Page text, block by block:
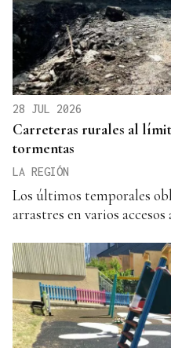
28 JUL 2026
Carreteras rurales al
tormentas
LA REGIÓN
Los últimos temporales
arrastres en varios accesos